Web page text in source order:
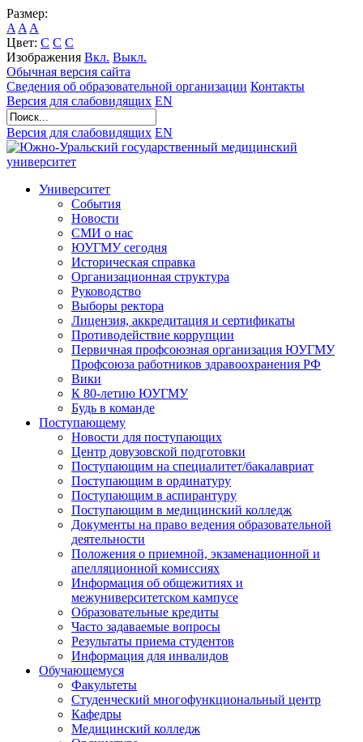
Размер:
A A A
Цвет: C C C
Изображения Вкл. Выкл.
Обычная версия сайта
Сведения об образовательной организации Контакты
Версия для слабовидящих EN
Версия для слабовидящих EN
Университет
События
Новости
СМИ о нас
ЮУГМУ сегодня
Историческая справка
Организационная структура
Руководство
Выборы ректора
Лицензия, аккредитация и сертификаты
Противодействие коррупции
Первичная профсоюзная организация ЮУГМУ
Профсоюза работников здравоохранения РФ
Вики
К 80-летию ЮУГМУ
Будь в команде
Поступающему
Новости для поступающих
Центр довузовской подготовки
Поступающим на специалитет/бакалавриат
Поступающим в ординатуру
Поступающим в аспирантуру
Поступающим в медицинский колледж
Документы на право ведения образовательной
деятельности
Положения о приемной, экзаменационной и
апелляционной комиссиях
Информация об общежитиях и
межуниверситетском кампусе
Образовательные кредиты
Часто задаваемые вопросы
Результаты приема студентов
Информация для инвалидов
Обучающемуся
Факультеты
Студенческий многофункциональный центр
Кафедры
Медицинский колледж